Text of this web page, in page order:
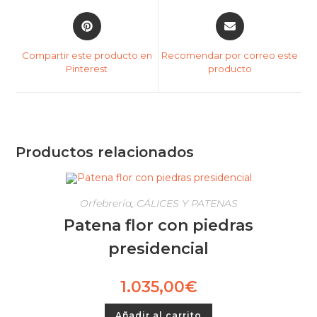
Compartir este producto en
Pinterest
Recomendar por correo este
producto
Productos relacionados
Orfebrería, CÁLICES Y PATENAS
Patena flor con piedras
presidencial
1.035,00€